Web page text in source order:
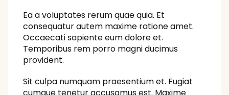
Ea a voluptates rerum quae quia. Et
consequatur autem maxime ratione amet.
Occaecati sapiente eum dolore et.
Temporibus rem porro magni ducimus
provident.
Sit culpa numquam praesentium et. Fugiat